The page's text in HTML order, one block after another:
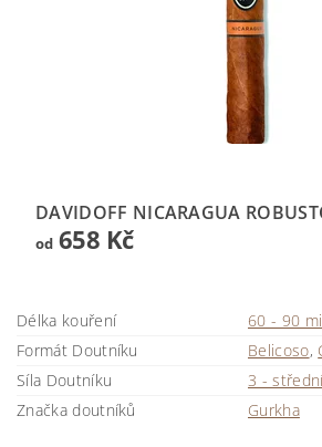
DAVIDOFF NICARAGUA
od658 Kč
Délka kouření
60 - 90
Formát Doutníku
Belicoso,
Síla Doutníku
3 -
Značka doutníků
Gurkha